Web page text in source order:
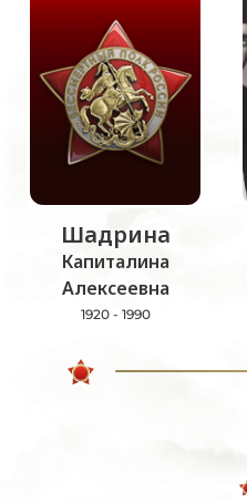
Шадрина
Капиталина
Алексеевна
1920 - 1990